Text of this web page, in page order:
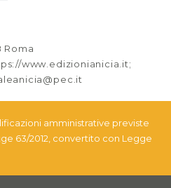
Roma
www.edizionianicia.it;
amministrative previste
63/2012, convertito con Legge